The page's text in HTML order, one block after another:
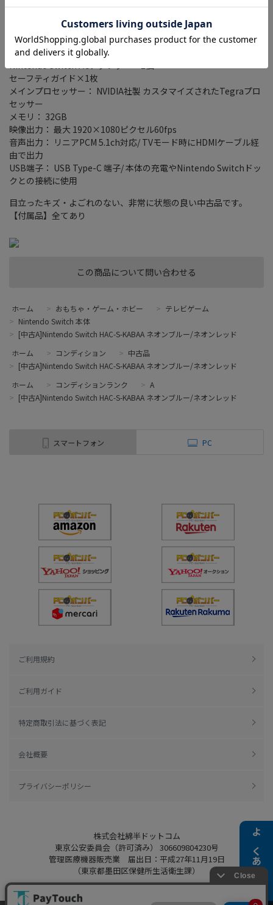
よくある質問
この商品について問い合わせる
Joy-Conストラップ ブラック×2個
Joy-Conグリップ×1個
HDMIケーブル(1.5m)×1本
セーフティガイド×1枚
メインプロセッサー： NVIDIA社製 カスタマイズされたTegraプロ
セッサー
メモリ： 32GB
映像出力： 最大 1920×1080ピクセル60fps
音声出力： リニアPCM 5.1ch対応/ TVモード時にHDMIケーブル経
由で出力
USB端子： USB Type-C 端子/ 本体の充電やNintendo Switchドッ
クとの接続に使用
目立ったキズ・よごれのない、非常に状態の良い中古品です。
【付属品】全てあり
ホーム > おもちゃ・ゲーム・ホビー > テレビゲーム
> Nintendo Switch 本体
> [中古A]Nintendo Switch HAC-S-KABAA ネオンブルー/ネオンレッド
ホーム
> コンディション > 中古品
> [中古A]Nintendo Switch HAC-S-KABAA ネオンブルー/ネオンレッド
ホーム
> コンディションランク > A
> [中古A]Nintendo Switch HAC-S-KABAA ネオンブルー/ネオンレッド
スマートフォン PC
ご利用規約
ご利用ガイド
特定商取引法に基づく表記
会社概要
プライバシーポリシー
株式会社綿半ドットコム
東京公安委員会（許可済み） 306609804230号
管理医療機器販売業 届出日：平成27年11月19日
（東京都墨田区保健所生活衛生課）